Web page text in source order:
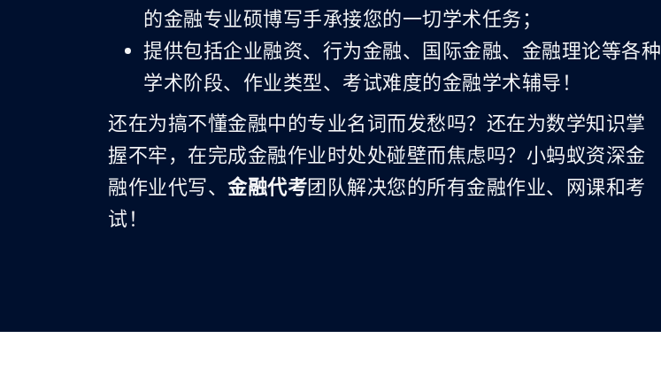
的金融专业硕博写手承接您的一切学术任务；
提供包括企业融资、行为金融、国际金融、金融理论等各种
学术阶段、作业类型、考试难度的金融学术辅导！
还在为搞不懂金融中的专业名词而发愁吗？还在为数学知识掌
握不牢，在完成金融作业时处处碰壁而焦虑吗？小蚂蚁资深金
融作业代写、 金融代考团队解决您的所有金融作业、网课和考
试！